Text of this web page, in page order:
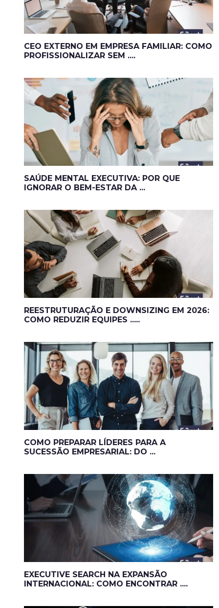
CEO EXTERNO EM EMPRESA FAMILIAR: COMO
PROFISSIONALIZAR SEM ....
SAÚDE MENTAL EXECUTIVA: POR QUE
IGNORAR O BEM-ESTAR DA ...
REESTRUTURAÇÃO E DOWNSIZING EM 2026:
COMO REDUZIR EQUIPES .....
COMO PREPARAR LÍDERES PARA A
SUCESSÃO EMPRESARIAL: DO ...
EXECUTIVE SEARCH NA EXPANSÃO
INTERNACIONAL: COMO ENCONTRAR ....